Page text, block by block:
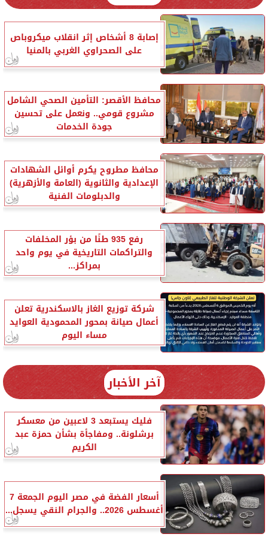
إصابة 8 أشخاص إثر انقلاب ميكروباص
على الصحراوي الغربي بالمنيا
محافظ الأقصر: التأمين الصحي الشامل
مشروع قومي.. ونعمل على تحسين
جودة الخدمات
محافظ مطروح يكرم أوائل الشهادات
الإعدادية والثانوية (العامة والأزهرية)
والدبلومات الفنية
رفع 935 طنًا من بؤر المخلفات
والتراكمات التاريخية في يوم واحد
بمراكز...
شركة توزيع الغاز بالاسكندرية تعلن
أعمال صيانة بمحور المحمودية العوايد
مساء اليوم
آخر الأخبار
فليك يستبعد 3 لاعبين من معسكر
برشلونة.. ومفاجأة بشأن حمزة عبد
الكريم
أسعار الفضة في مصر اليوم الجمعة 7
أغسطس 2026.. والجرام النقي يسجل...